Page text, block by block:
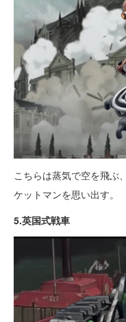
こちらは蒸気で空を飛ぶ
ケットマンを思い出す。
5.英国式戦車